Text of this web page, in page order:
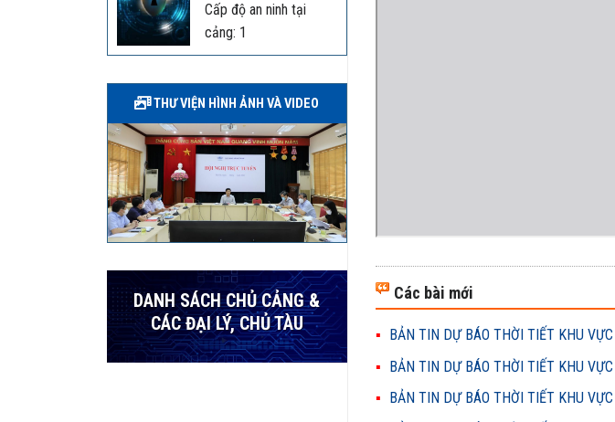
Cấp độ an ninh tại
cảng: 1
THƯ VIỆN HÌNH ẢNH VÀ VIDEO
DANH SÁCH CHỦ CẢNG &
CÁC ĐẠI LÝ, CHỦ TÀU
Các bài mới
BẢN TIN DỰ BÁO THỜI TIẾT KHU
BẢN TIN DỰ BÁO THỜI TIẾT KHU
BẢN TIN DỰ BÁO THỜI TIẾT KHU